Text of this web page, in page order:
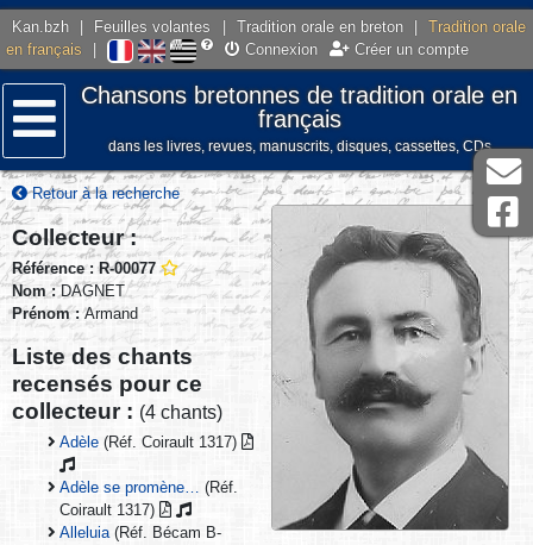
Kan.bzh Feuilles volantes Tradition orale en breton
Tradition orale
en français
Connexion Créer un compte
Menu
Chansons bretonnes de tradition orale en
français
dans les livres, revues, manuscrits, disques, cassettes, CDs
Retour à la recherche
Collecteur :
Référence : R-00077
Nom :DAGNET
Prénom :Armand
Liste des chants
recensés pour ce
collecteur : (4 chants)
Adèle (Réf. Coirault 1317)
Adèle se promène… (Réf.
Coirault 1317)
Alleluia(Réf. Bécam B-